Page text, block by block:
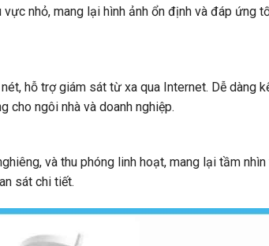
nhỏ, mang lại hình ảnh ổn định và đáp ứng
hỗ trợ giám sát từ xa qua Internet. Dễ dàng
cho ngôi nhà và doanh nghiệp.
và thu phóng linh hoạt, mang lại tầm
sát chi tiết.